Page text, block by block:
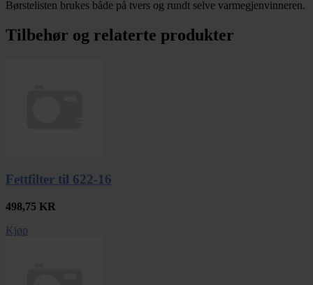
Børstelisten brukes både på tvers og rundt selve varmegjenvinneren.
Tilbehør og relaterte produkter
Fettfilter til 622-16
498,75 KR
Kjøp